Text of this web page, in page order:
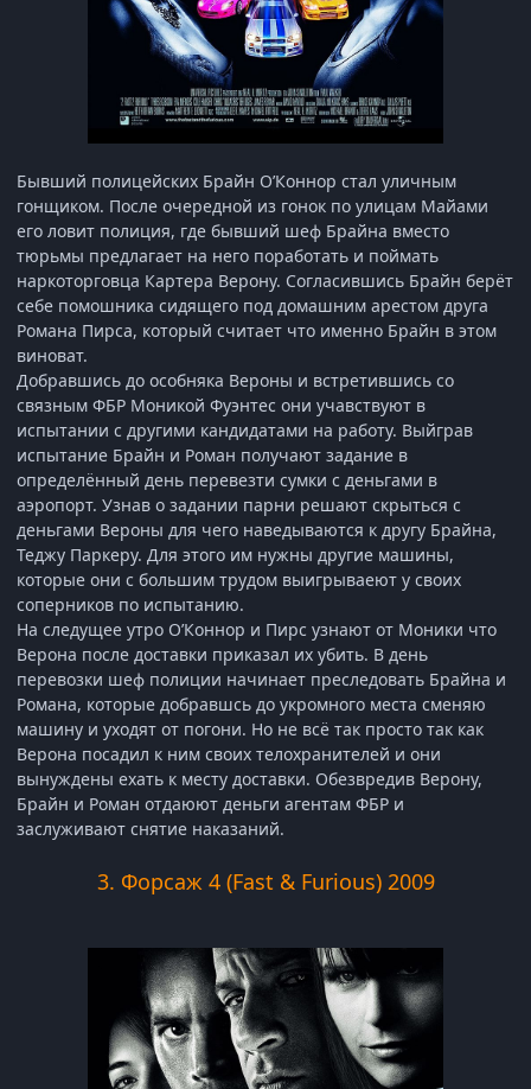
Бывший полицейских Брайн О’Коннор стал уличным
гонщиком. После очередной из гонок по улицам Майами
его ловит полиция, где бывший шеф Брайна вместо
тюрьмы предлагает на него поработать и поймать
наркоторговца Картера Верону. Согласившись Брайн берёт
себе помошника сидящего под домашним арестом друга
Романа Пирса, который считает что именно Брайн в этом
виноват.
Добравшись до особняка Вероны и встретившись со
связным ФБР Моникой Фуэнтес они учавствуют в
испытании с другими кандидатами на работу. Выйграв
испытание Брайн и Роман получают задание в
определённый день перевезти сумки с деньгами в
аэропорт. Узнав о задании парни решают скрыться с
деньгами Вероны для чего наведываются к другу Брайна,
Теджу Паркеру. Для этого им нужны другие машины,
которые они с большим трудом выигрываеют у своих
соперников по испытанию.
На следущее утро О’Коннор и Пирс узнают от Моники что
Верона после доставки приказал их убить. В день
перевозки шеф полиции начинает преследовать Брайна и
Романа, которые добравшсь до укромного места сменяю
машину и уходят от погони. Но не всё так просто так как
Верона посадил к ним своих телохранителей и они
вынуждены ехать к месту доставки. Обезвредив Верону,
Брайн и Роман отдаюют деньги агентам ФБР и
заслуживают снятие наказаний.
3. Форсаж 4 (Fast & Furious) 2009